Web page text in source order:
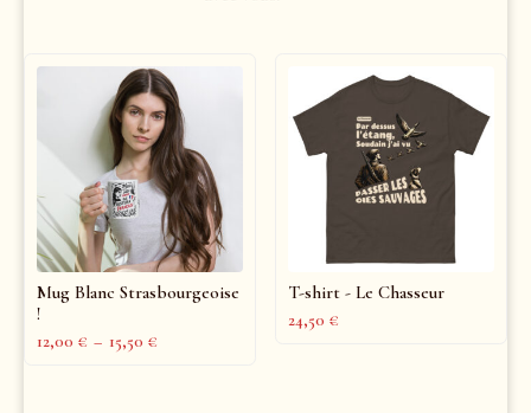
Mug Blanc Strasbourgeoise
!
12,00 € – 15,50 €
T-shirt - Le Chasseur
24,50 €